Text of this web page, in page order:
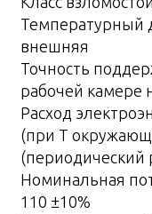
Температурный
внешняя
Точность
рабочей камере
Расход
(при Т
Номинальная
110 ±10%